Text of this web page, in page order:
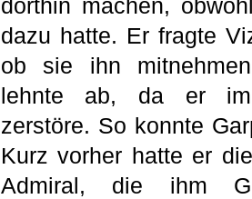
dorthin machen,
dazu hatte. Er fragte
ob sie ihn
lehnte ab, da er
zerstöre. So konnte
Kurz vorher hatte er
Admiral, die ihm